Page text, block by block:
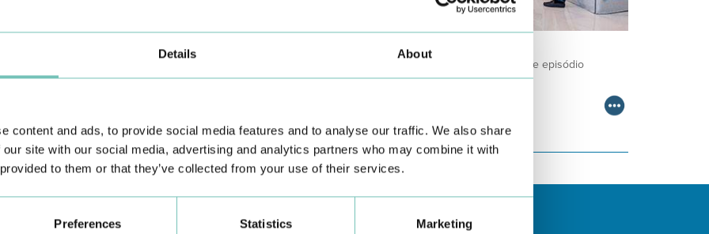
Details About
content and ads, to provide social media features and to analyse our traffic. We also share
site with our social media, advertising and analytics partners who may combine it with
to them or that they’ve collected from your use of their services.
Preferences Statistics Marketing
CIRURGIA AO ESTRABISMO PEDIÁTRICO
Estrabismo Pediátrico n…
PODCAST EM ONCOLOGIA
Com um formato dinâmico e direto, este episódio
combinam conhecimento técnico c…